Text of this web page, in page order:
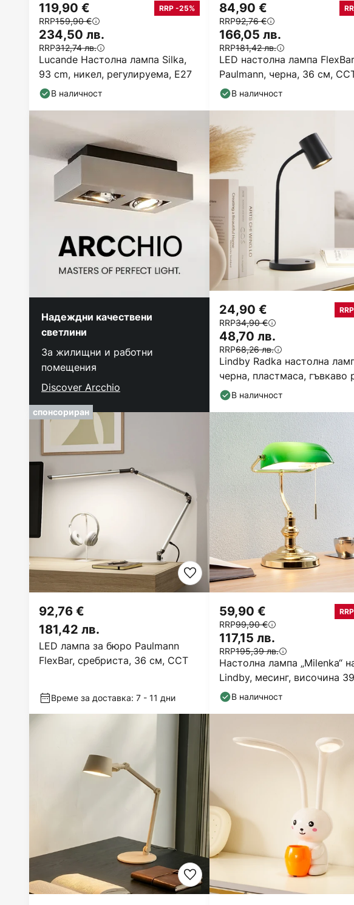
Lucande Настолна лампа Silka,
93 cm, никел, регулируема, E27
119,90 € RRP -25%
RRP159,90 €
234,50 лв.
RRP312,74 лв.
В наличност
LED настолна лампа
Paulmann, черна, 36 см,
84,90 €
RRP92,76 €
166,05 лв.
RRP181,42 лв.
В наличност
Надеждни качествени
светлини
За жилищни и работни
помещения
Discover Arcchio
Lindby Radka настолна
черна, пластмаса, гъвкаво
24,90 €
RRP34,90 €
48,70 лв.
RRP68,26 лв.
В наличност
спонсориран
LED лампа за бюро Paulmann
FlexBar, сребриста, 36 см, CCT
92,76 €
181,42 лв.
Време за доставка: 7 - 11 дни
Настолна лампа „Milenka“
Lindby, месинг, височина
метал
59,90 €
RRP99,90 €
117,15 лв.
RRP195,39 лв.
В наличност